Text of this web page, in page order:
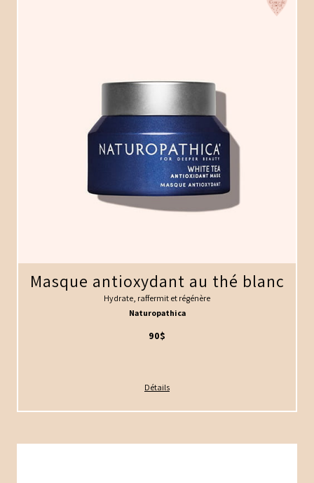
Masque antioxydant au thé blanc
Hydrate, raffermit et régénère
Naturopathica
90$
Détails